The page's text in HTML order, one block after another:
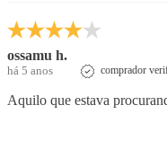
ossamu h.
há 5 anos comprador
Aquilo que estava